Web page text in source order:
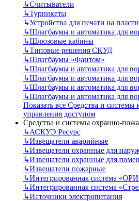
↳Считыватели
↳Турникеты
↳Устройства для печати на
↳Шлагбаумы и автоматика для
↳Шлюзовые кабины
↳Типовые решения СКУД
↳Шлагбаумы «Фантом»
↳Шлагбаумы и автоматика для
↳Шлагбаумы и автоматика для
↳Шлагбаумы и автоматика для
↳Шлагбаумы и автоматика для
Показать все Средства и системы
управления доступом
Средства и системы охранно-
↳АСКУЭ Ресурс
↳Извещатели аварийные
↳Извещатели охранные для
↳Извещатели охранные для
↳Извещатели пожарные
↳Интегрированная система
↳Интегрированная система
↳Источники электропитания